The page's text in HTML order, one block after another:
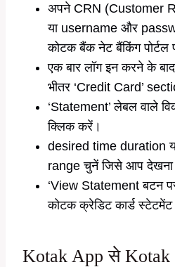
अपने CRN (Customer
या username और
कोटक बैंक नेट बैंकिंग पोर्टल
एक बार लॉग इन करने के
भीतर ‘Credit Card’
‘Statement’ लेबल वाले
क्लिक करें।
desired time duration
range चुनें जिसे आप देखना
‘View Statement बटन
कोटक क्रेडिट कार्ड स्टेटमेंट
Kotak App से Kotak